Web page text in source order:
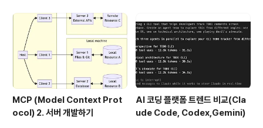
MCP (Model Context Prot
ocol) 2. 서버 개발하기
AI 코딩 플랫폼 트렌드 비교(Cla
ude Code, Codex,Gemini)